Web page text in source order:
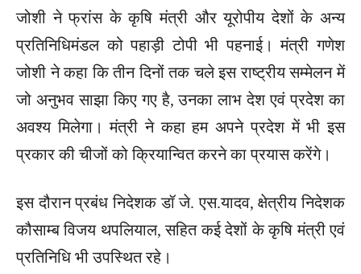
जोशी ने फ्रांस के कृषि मंत्री और यूरोपीय देशों के अन्य
प्रतिनिधिमंडल को पहाड़ी टोपी भी पहनाई। मंत्री गणेश
जोशी ने कहा कि तीन दिनों तक चले इस राष्ट्रीय सम्मेलन में
जो अनुभव साझा किए गए है, उनका लाभ देश एवं प्रदेश का
अवश्य मिलेगा। मंत्री ने कहा हम अपने प्रदेश में भी इस
प्रकार की चीजों को क्रियान्वित करने का प्रयास करेंगे।
इस दौरान प्रबंध निदेशक डॉ जे. एस.यादव, क्षेत्रीय निदेशक
कौसाम्ब विजय थपलियाल, सहित कई देशों के कृषि मंत्री एवं
प्रतिनिधि भी उपस्थित रहे।